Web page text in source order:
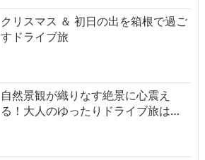
クリスマス ＆ 初日の出を箱根で過ご
すドライブ旅
自然景観が織りなす絶景に心震え
る！大人のゆったりドライブ旅は…